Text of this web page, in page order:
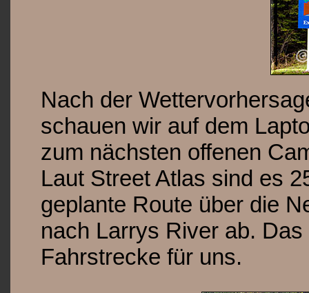
Nach der
schauen wir auf dem
zum nächsten offenen
Laut Street Atlas sind es
geplante Route über die
nach Larrys River ab.
Fahrstrecke für uns.